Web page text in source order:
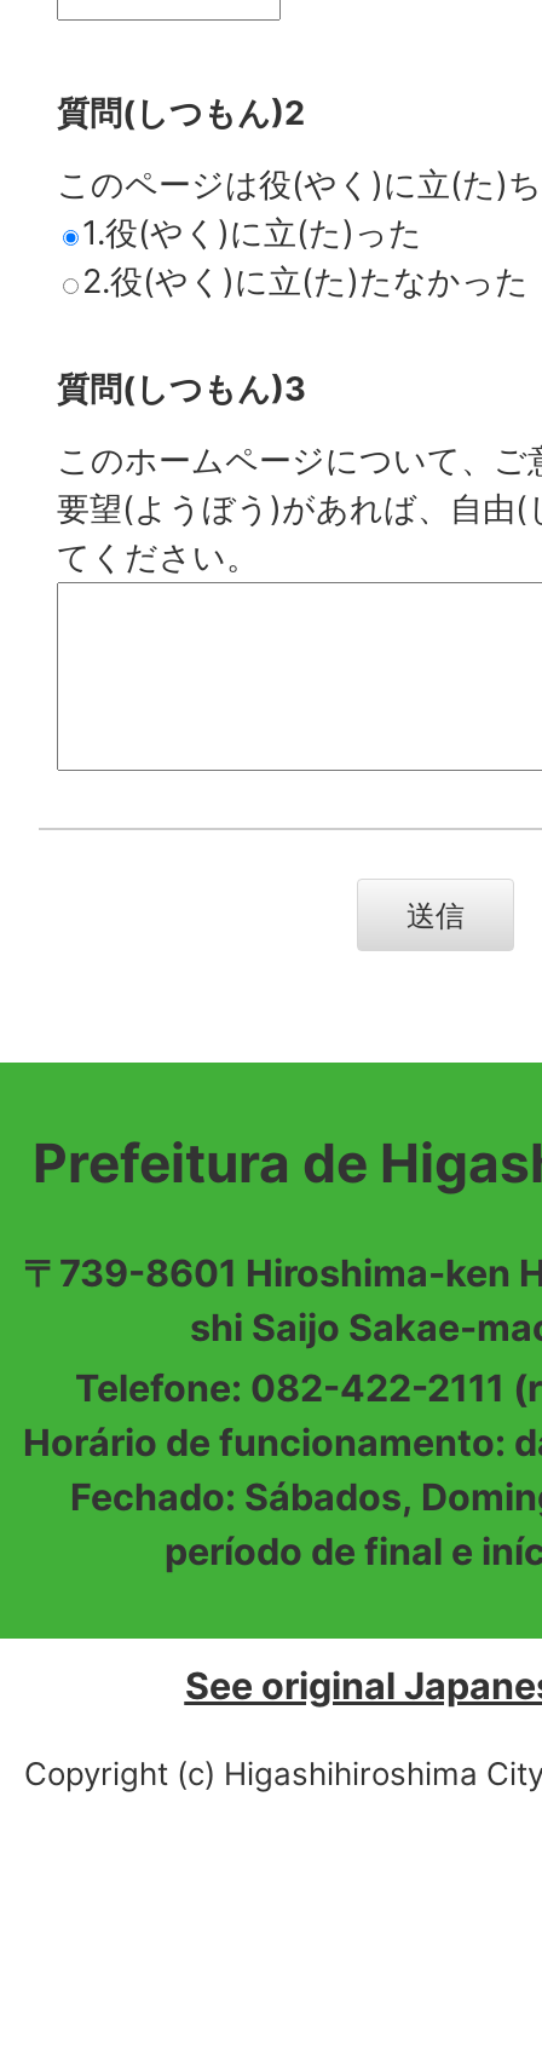
質問(しつもん)2
このページは役(やく)に立(た)
1.役(やく)に立(た)った
2.役(やく)に立(た)たなかった
質問(しつもん)3
このホームページについて、
要望(ようぼう)があれば、自由
てください。
Prefeitura de
〒739-8601 Hiroshima-ken Higashihiroshima-
shi Saijo Sakae-
Telefone: 082-422-2111
Horário de funcionamento:
Fechado: Sábados,
período de final e
See original
Copyright (c) Higashihiroshima